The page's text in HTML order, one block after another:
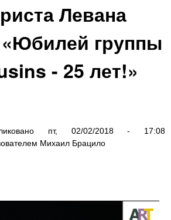
Левана
группы
- 25 лет!»
пт, 02/02/2018 - 17:08
Михаил Брацило